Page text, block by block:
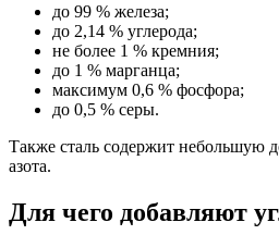
до 99 % железа;
до 2,14 % углерода;
не более 1 % кремния;
до 1 % марганца;
максимум 0,6 % фосфора;
до 0,5 % серы.
Также сталь содержит небольшую
азота.
Для чего добавляют